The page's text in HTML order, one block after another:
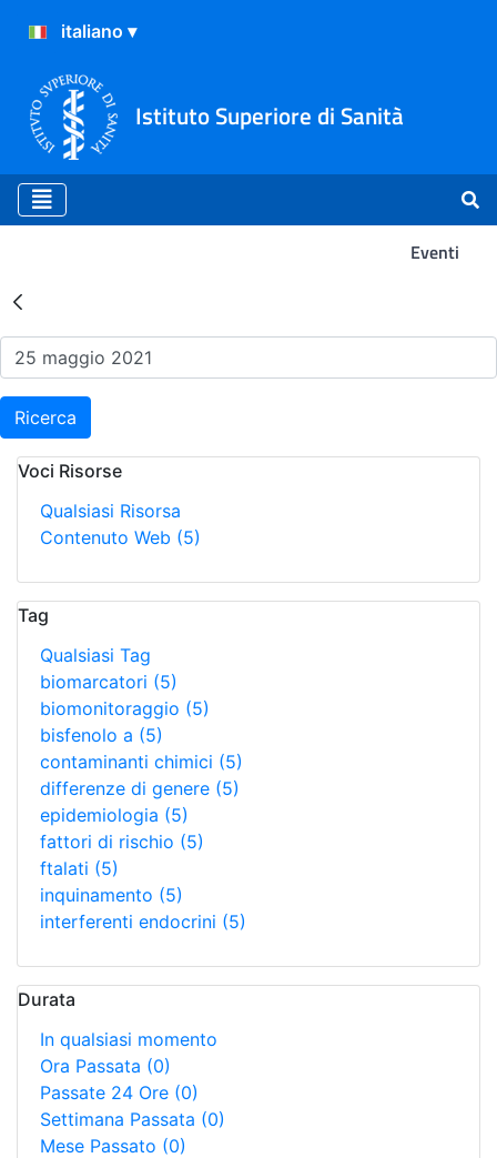
Istituto Superiore di Sanità
Eventi
Risultati della Ricerca -
Ricerca
Voci Risorse
Qualsiasi Risorsa
Contenuto Web (5)
Tag
Qualsiasi Tag
biomarcatori (5)
biomonitoraggio (5)
bisfenolo a (5)
contaminanti chimici (5)
differenze di genere (5)
epidemiologia (5)
fattori di rischio (5)
ftalati (5)
inquinamento (5)
interferenti endocrini (5)
Durata
In qualsiasi momento
Ora Passata (0)
Passate 24 Ore (0)
Settimana Passata (0)
Mese Passato (0)